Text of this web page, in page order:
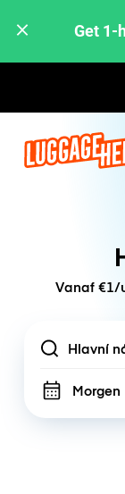
Get 1-
Vanaf €1/
Location
Morgen